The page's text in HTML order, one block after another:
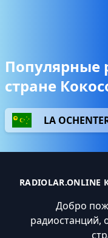
Популярные
стране
LA
Добро
радиостанций,